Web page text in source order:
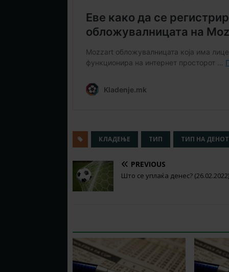
КЛАДЕЊЕ ТИП ТИП НА ДЕНОТ
PREVIOUS
Што се уплаќа денес? (26.02.2022)